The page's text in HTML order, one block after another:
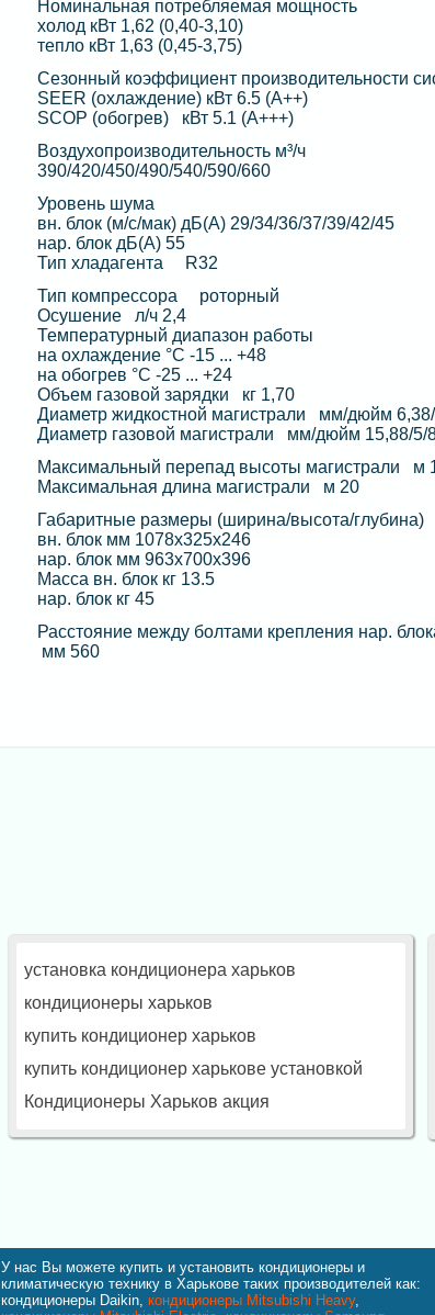
Номинальная потребляемая мощность
холод кВт 1,62 (0,40-3,10)
тепло кВт 1,63 (0,45-3,75)
Сезонный коэффициент производительности
SEER (охлаждение) кВт 6.5 (А++)
SCOP (обогрев) кВт 5.1 (А+++)
Воздухопроизводительность м³/ч
390/420/450/490/540/590/660
Уровень шума
вн. блок (м/с/мак) дБ(А) 29/34/36/37/39/42/45
нар. блок дБ(А) 55
Тип хладагента R32
Тип компрессора роторный
Осушение л/ч 2,4
Температурный диапазон работы
на охлаждение °C -15 ... +48
на обогрев °C -25 ... +24
Объем газовой зарядки кг 1,70
Диаметр жидкостной магистрали мм/дюйм
Диаметр газовой магистрали мм/дюйм 15,88/5/
Максимальный перепад высоты магистрали м
Максимальная длина магистрали м 20
Габаритные размеры (ширина/высота/глубина)
вн. блок мм 1078x325х246
нар. блок мм 963х700х396
Масса вн. блок кг 13.5
нар. блок кг 45
Расстояние между болтами крепления нар.
мм 560
установка кондиционера харьков
кондиционеры харьков
купить кондиционер харьков
купить кондиционер харькове установкой
Кондиционеры Харьков акция
У нас Вы можете купить и установить кондиционеры и
климатическую технику в Харькове таких производителей как:
кондиционеры Daikin, кондиционеры Mitsubishi Heavy,